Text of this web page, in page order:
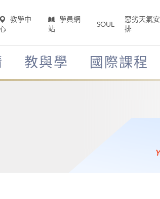
教學中
心
學員網
站
SOUL
惡劣天氣安
排
教與學 國際課程